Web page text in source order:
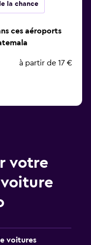
la chance
ces aéroports
à partir de 17 €
votre
voitures